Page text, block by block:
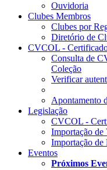
Ouvidoria
Clubes Membros
Clubes por
Diretório de
CVCOL -
Consulta de
Coleção
Verificar
Apontamento
Legislação
CVCOL -
Importação de
Importação de
Eventos
Próximos